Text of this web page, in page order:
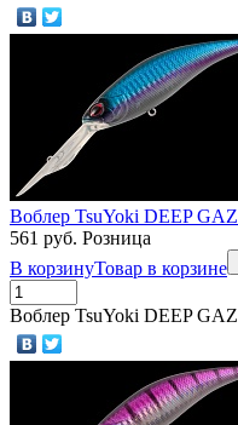
Воблер TsuYoki DEEP
561 руб. Розница
В корзинуТовар в корзине
Воблер TsuYoki DEEP